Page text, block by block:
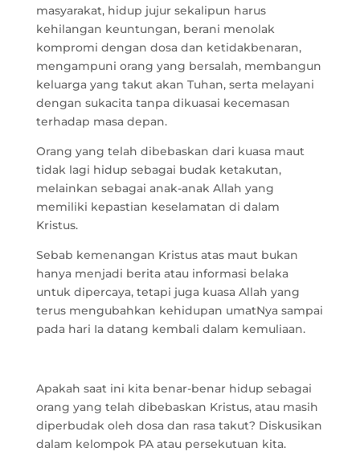
masyarakat, hidup jujur sekalipun harus
kehilangan keuntungan, berani menolak
kompromi dengan dosa dan ketidakbenaran,
mengampuni orang yang bersalah, membangun
keluarga yang takut akan Tuhan, serta melayani
dengan sukacita tanpa dikuasai kecemasan
terhadap masa depan.
Orang yang telah dibebaskan dari kuasa maut
tidak lagi hidup sebagai budak ketakutan,
melainkan sebagai anak-anak Allah yang
memiliki kepastian keselamatan di dalam
Kristus.
Sebab kemenangan Kristus atas maut bukan
hanya menjadi berita atau informasi belaka
untuk dipercaya, tetapi juga kuasa Allah yang
terus mengubahkan kehidupan umatNya sampai
pada hari Ia datang kembali dalam kemuliaan.
Apakah saat ini kita benar-benar hidup sebagai
orang yang telah dibebaskan Kristus, atau masih
diperbudak oleh dosa dan rasa takut? Diskusikan
dalam kelompok PA atau persekutuan kita.